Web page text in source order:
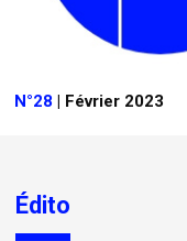
N°28 | Février 2023
Édito